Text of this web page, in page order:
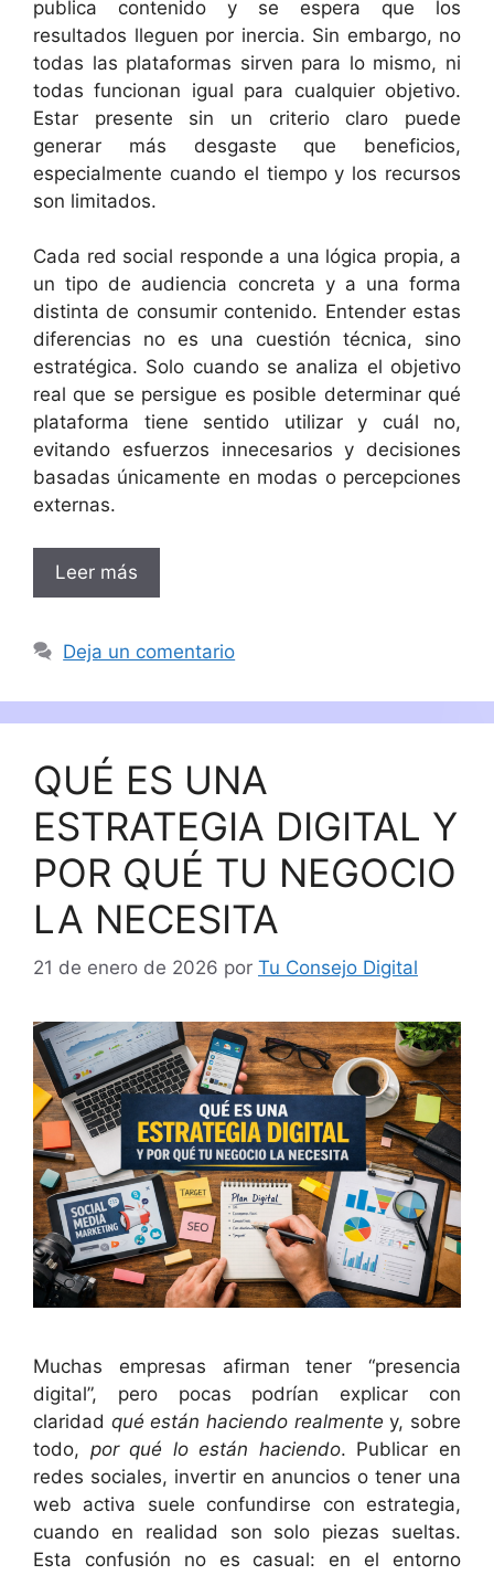
publica contenido y se espera que los
resultados lleguen por inercia. Sin embargo, no
todas las plataformas sirven para lo mismo, ni
todas funcionan igual para cualquier objetivo.
Estar presente sin un criterio claro puede
generar más desgaste que beneficios,
especialmente cuando el tiempo y los recursos
son limitados.
Cada red social responde a una lógica propia, a
un tipo de audiencia concreta y a una forma
distinta de consumir contenido. Entender estas
diferencias no es una cuestión técnica, sino
estratégica. Solo cuando se analiza el objetivo
real que se persigue es posible determinar qué
plataforma tiene sentido utilizar y cuál no,
evitando esfuerzos innecesarios y decisiones
basadas únicamente en modas o percepciones
externas.
Leer más
Deja un comentario
QUÉ ES UNA
ESTRATEGIA DIGITAL Y
POR QUÉ TU NEGOCIO
LA NECESITA
21 de enero de 2026 por Tu Consejo Digital
Muchas empresas afirman tener “presencia
digital”, pero pocas podrían explicar con
claridad qué están haciendo realmente y, sobre
todo, por qué lo están haciendo. Publicar en
redes sociales, invertir en anuncios o tener una
web activa suele confundirse con estrategia,
cuando en realidad son solo piezas sueltas.
Esta confusión no es casual: en el entorno